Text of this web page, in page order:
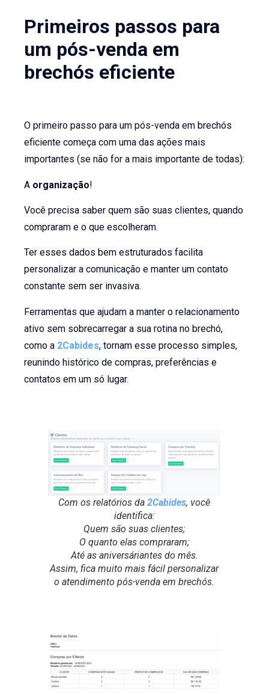
Primeiros passos para
um pós-venda em
brechós eficiente
O primeiro passo para um pós-venda em brechós
eficiente começa com uma das ações mais
importantes (se não for a mais importante de todas):
A organização!
Você precisa saber quem são suas clientes, quando
compraram e o que escolheram.
Ter esses dados bem estruturados facilita
personalizar a comunicação e manter um contato
constante sem ser invasiva.
Ferramentas que ajudam a manter o relacionamento
ativo sem sobrecarregar a sua rotina no brechó,
como a 2Cabides, tornam esse processo simples,
reunindo histórico de compras, preferências e
contatos em um só lugar.
Com os relatórios da2Cabides, você
identifica:
Quem são suas clientes;
O quanto elas compraram;
Até as aniversáriantes do mês.
Assim, fica muito mais fácil personalizar
o atendimento pós-venda em brechós.